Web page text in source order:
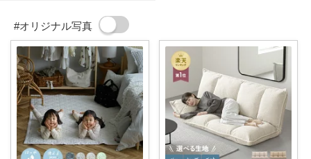
#オリジナル写真